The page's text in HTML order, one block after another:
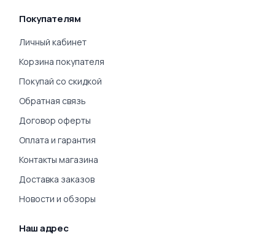
Покупателям
Личный кабинет
Корзина покупателя
Покупай со скидкой
Обратная связь
Договор оферты
Оплата и гарантия
Контакты магазина
Доставка заказов
Новости и обзоры
Наш адрес